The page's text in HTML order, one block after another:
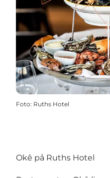
Foto: Ruths Hotel
Okê på Ruths Hotel